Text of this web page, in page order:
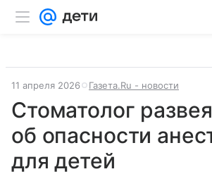
11 апреля 2026 Газета.Ru - новости
Стоматолог
об опасности
для детей